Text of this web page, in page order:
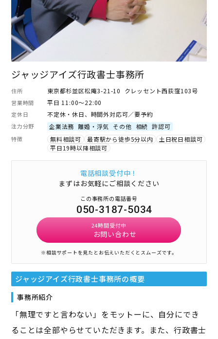
ジャッジアイズ行政書士事務所
住所 東京都杉並区松庵3-21-10 クレッセント西荻窪103号
営業時間 平日 11:00～22:00
定休日 不定休・休日、時間外対応可／要予約
注力分野 企業法務 離婚・浮気 その他 相続 許認可
特徴 無料相談可 最寄駅から徒歩5分以内
土日祝日相談可
平日19時以降相談可
電話相談受付中！
まずはお気軽にご相談ください
この事務所の電話番号
050-3187-5034
24時間受付中
お問い合わせ
※相談サポートを見たとお伝えいただくとスムーズです。
ジャッジアイズ行政書士事務所の概要
事務所紹介
「無理ですと言わない」をモットーに、自分にでき
ることは全部やらせていただきます。また、行政書士